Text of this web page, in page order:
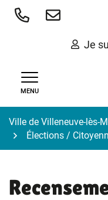
Aller
Je
MENU
Ville de Villeneuve-lès-
Élections /